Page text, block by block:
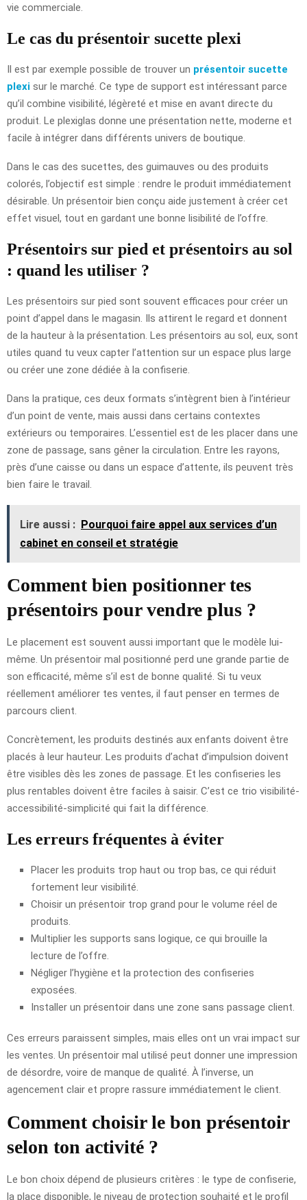
vie commerciale.
Le cas du présentoir sucette plexi
Il est par exemple possible de trouver un présentoir sucette
plexi sur le marché. Ce type de support est intéressant parce
qu’il combine visibilité, légèreté et mise en avant directe du
produit. Le plexiglas donne une présentation nette, moderne et
facile à intégrer dans différents univers de boutique.
Dans le cas des sucettes, des guimauves ou des produits
colorés, l’objectif est simple : rendre le produit immédiatement
désirable. Un présentoir bien conçu aide justement à créer cet
effet visuel, tout en gardant une bonne lisibilité de l’offre.
Présentoirs sur pied et présentoirs au sol
: quand les utiliser ?
Les présentoirs sur pied sont souvent efficaces pour créer un
point d’appel dans le magasin. Ils attirent le regard et donnent
de la hauteur à la présentation. Les présentoirs au sol, eux, sont
utiles quand tu veux capter l’attention sur un espace plus large
ou créer une zone dédiée à la confiserie.
Dans la pratique, ces deux formats s’intègrent bien à l’intérieur
d’un point de vente, mais aussi dans certains contextes
extérieurs ou temporaires. L’essentiel est de les placer dans une
zone de passage, sans gêner la circulation. Entre les rayons,
près d’une caisse ou dans un espace d’attente, ils peuvent très
bien faire le travail.
Lire aussi : Pourquoi faire appel aux services d’un
cabinet en conseil et stratégie
Comment bien positionner tes
présentoirs pour vendre plus ?
Le placement est souvent aussi important que le modèle lui-
même. Un présentoir mal positionné perd une grande partie de
son efficacité, même s’il est de bonne qualité. Si tu veux
réellement améliorer tes ventes, il faut penser en termes de
parcours client.
Concrètement, les produits destinés aux enfants doivent être
placés à leur hauteur. Les produits d’achat d’impulsion doivent
être visibles dès les zones de passage. Et les confiseries les
plus rentables doivent être faciles à saisir. C’est ce trio visibilité-
accessibilité-simplicité qui fait la différence.
Les erreurs fréquentes à éviter
Placer les produits trop haut ou trop bas, ce qui réduit
fortement leur visibilité.
Choisir un présentoir trop grand pour le volume réel de
produits.
Multiplier les supports sans logique, ce qui brouille la
lecture de l’offre.
Négliger l’hygiène et la protection des confiseries
exposées.
Installer un présentoir dans une zone sans passage client.
Ces erreurs paraissent simples, mais elles ont un vrai impact sur
les ventes. Un présentoir mal utilisé peut donner une impression
de désordre, voire de manque de qualité. À l’inverse, un
agencement clair et propre rassure immédiatement le client.
Comment choisir le bon présentoir
selon ton activité ?
Le bon choix dépend de plusieurs critères : le type de confiserie,
la place disponible, le niveau de protection souhaité et le profil